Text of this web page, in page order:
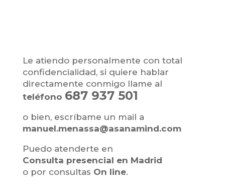
Le atiendo personalmente con total
confidencialidad, si quiere hablar
directamente conmigo llame al
teléfono 687 937 501
o bien, escríbame un mail a
manuel.menassa@asanamind.com
Puedo atenderte en
Consulta presencial en Madrid
o por consultas On line.